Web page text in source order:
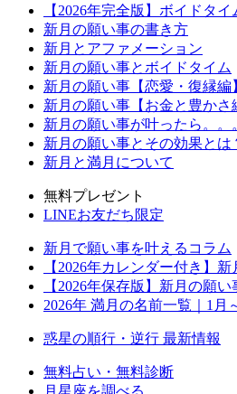
【2026年完全版】ボイドタ
新月の願い事の書き方
新月とアファメーション
新月の願い事とボイドタイム
新月の願い事【恋愛・復縁編
新月の願い事【お金と豊かさ
新月の願い事が叶ったら。。
新月の願い事とその効果とは
新月と満月について
無料プレゼント
LINEお友だち限定
新月で願い事を叶えるコラム
【2026年カレンダー付き】
【2026年保存版】新月の願
2026年 満月の名前一覧｜1月
惑星の順行・逆行 最新情報
無料占い・無料診断
月星座を調べる